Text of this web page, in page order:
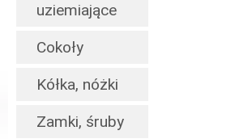
uziemiające
Cokoły
Kółka, nóżki
Zamki, śruby